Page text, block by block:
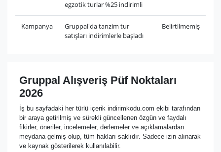
egzotik turlar %25 indirimli
Kampanya
Gruppal'da tanzim tur
satışları indirimlerle başladı
Belirtilmemiş
Gruppal Alışveriş Püf Noktaları
2026
İş bu sayfadaki her türlü içerik indirimkodu.com ekibi tarafından
bir araya getirilmiş ve sürekli güncellenen özgün ve faydalı
fikirler, öneriler, incelemeler, derlemeler ve açıklamalardan
meydana gelmiş olup, tüm hakları saklıdır. Sadece izin alınarak
ve kaynak gösterilerek kullanılabilir.